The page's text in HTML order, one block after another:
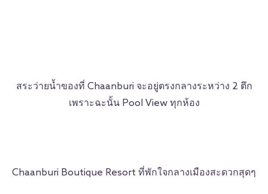
สระว่ายน้ำของที่ Chaanburi จะอยู่ตรงกลางระหว่าง 2 ตึก
เพราะฉะนั้น Pool View ทุกห้อง
Chaanburi Boutique Resort ที่พักใจกลางเมืองสะดวกสุดๆ